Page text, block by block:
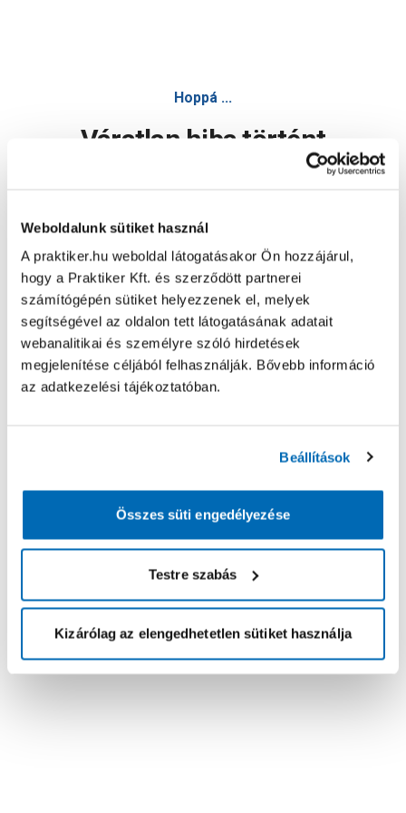
Weboldalunk sütiket használ
A praktiker.hu weboldal látogatásakor Ön hozzájárul,
hogy a Praktiker Kft. és szerződött partnerei
számítógépén sütiket helyezzenek el, melyek
segítségével az oldalon tett látogatásának adatait
webanalitikai és személyre szóló hirdetések
megjelenítése céljából felhasználják. Bővebb információ
az adatkezelési tájékoztatóban.
Beállítások
Összes süti engedélyezése
Testre szabás
Kizárólag az elengedhetetlen sütiket használja
Hoppá ...
Váratlan hiba történt
Oldal újratöltése